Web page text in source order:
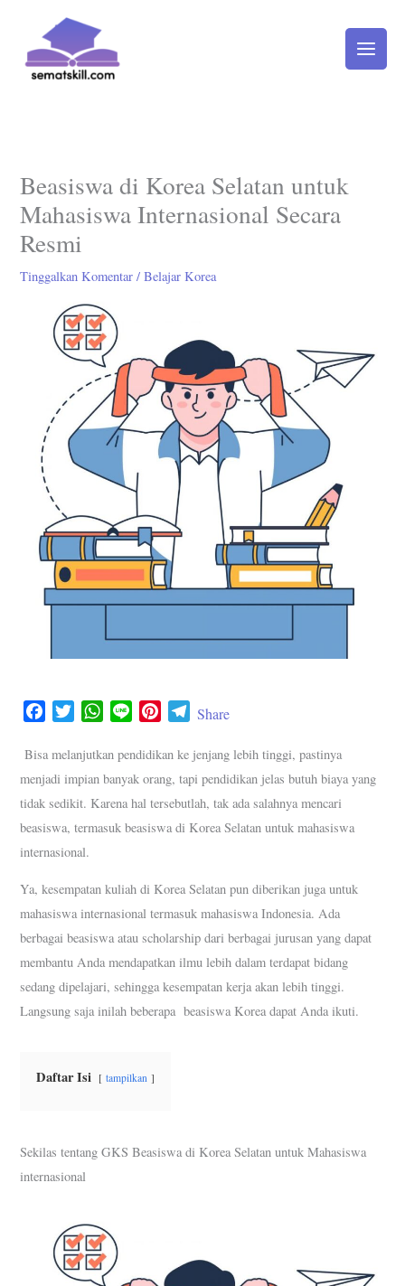
konten
Beasiswa di Korea Selatan untuk
Mahasiswa Internasional Secara
Resmi
Tinggalkan Komentar /Belajar Korea
c
e
b
k
i
t
t
W
a
t
s
n
e
n
t
e
t
T
l
e
g
r
Share
Bisa melanjutkan pendidikan ke jenjang lebih tinggi, pastinya
menjadi impian banyak orang, tapi pendidikan jelas butuh biaya yang
tidak sedikit. Karena hal tersebutlah, tak ada salahnya mencari
beasiswa, termasuk beasiswa di Korea Selatan untuk mahasiswa
internasional.
Ya, kesempatan kuliah di Korea Selatan pun diberikan juga untuk
mahasiswa internasional termasuk mahasiswa Indonesia. Ada
berbagai beasiswa atau scholarship dari berbagai jurusan yang dapat
membantu Anda mendapatkan ilmu lebih dalam terdapat bidang
sedang dipelajari, sehingga kesempatan kerja akan lebih tinggi.
Langsung saja inilah beberapa beasiswa Korea dapat Anda ikuti.
Daftar Isi tampilkan
Sekilas tentang GKS Beasiswa di Korea Selatan untuk Mahasiswa
internasional